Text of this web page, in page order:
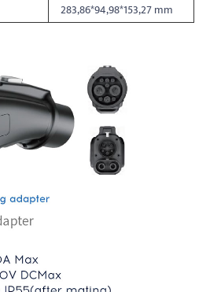
283,86*94,98*153,27 mm